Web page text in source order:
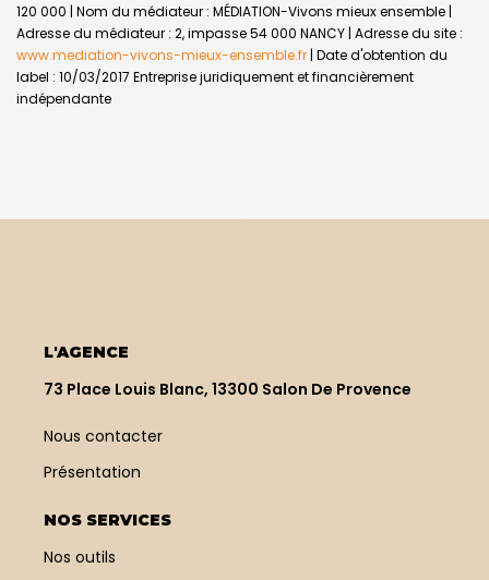
120 000 | Nom du médiateur : MÉDIATION-Vivons mieux ensemble |
Adresse du médiateur : 2, impasse 54 000 NANCY | Adresse du site :
www.mediation-vivons-mieux-ensemble.fr | Date d'obtention du
label : 10/03/2017 Entreprise juridiquement et financièrement
indépendante
L'AGENCE
73 Place Louis Blanc, 13300 Salon De Provence
Nous contacter
Présentation
NOS SERVICES
Nos outils